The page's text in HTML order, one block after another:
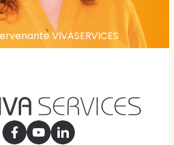
VIVASERVICES